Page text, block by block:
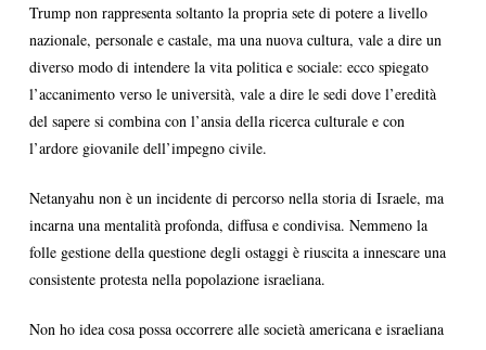
Trump non rappresenta soltanto la propria sete di potere a livello
nazionale, personale e castale, ma una nuova cultura, vale a dire un
diverso modo di intendere la vita politica e sociale: ecco spiegato
l’accanimento verso le università, vale a dire le sedi dove l’eredità
del sapere si combina con l’ansia della ricerca culturale e con
l’ardore giovanile dell’impegno civile.
Netanyahu non è un incidente di percorso nella storia di Israele, ma
incarna una mentalità profonda, diffusa e condivisa. Nemmeno la
folle gestione della questione degli ostaggi è riuscita a innescare una
consistente protesta nella popolazione israeliana.
Non ho idea cosa possa occorrere alle società americana e israeliana